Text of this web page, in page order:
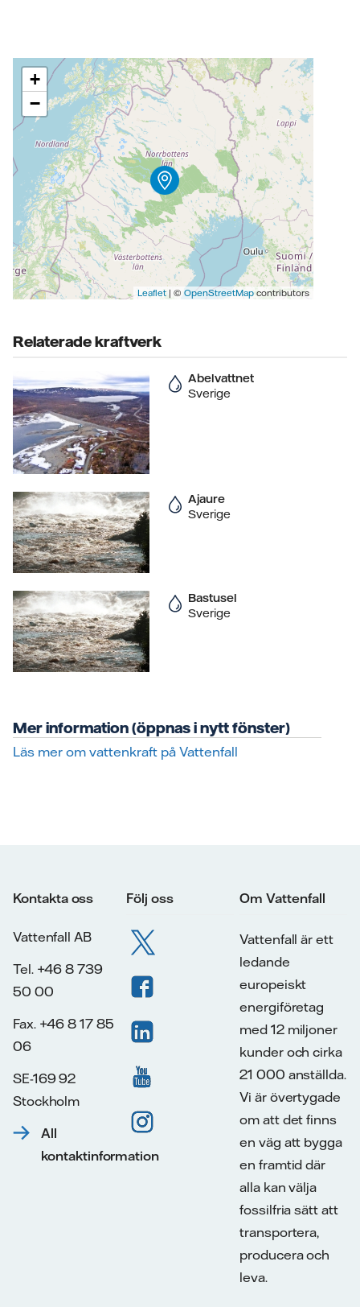
+
−
Leaflet | ©OpenStreetMap contributors
Relaterade kraftverk
Abelvattnet
Sverige
Ajaure
Sverige
Bastusel
Sverige
Mer information (öppnas i nytt fönster)
Läs mer om vattenkraft på Vattenfall
Kontakta oss
Vattenfall AB
Tel. +46 8 739
50 00
Fax. +46 8 17 85
06
SE-169 92
Stockholm
All
kontaktinformation
Följ oss Om Vattenfall
Vattenfall är ett
ledande
europeiskt
energiföretag
med 12 miljoner
kunder och cirka
21 000 anställda.
Vi är övertygade
om att det finns
en väg att bygga
en framtid där
alla kan välja
fossilfria sätt att
transportera,
producera och
leva.